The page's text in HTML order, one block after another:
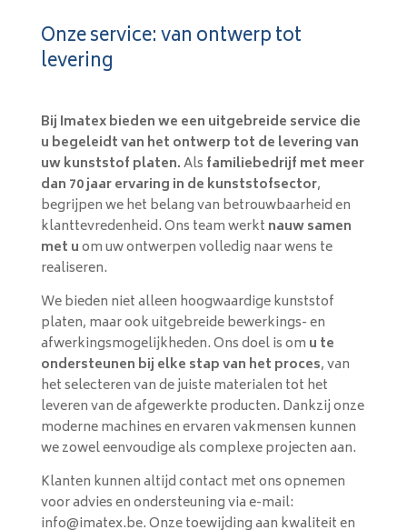
Onze service: van ontwerp tot
levering
Bij Imatex bieden we een uitgebreide service die
u begeleidt van het ontwerp tot de levering van
uw kunststof platen.Als familiebedrijf met meer
dan 70 jaar ervaring in de kunststofsector,
begrijpen we het belang van betrouwbaarheid en
klanttevredenheid. Ons team werkt nauw samen
met uom uw ontwerpen volledig naar wens te
realiseren.
We bieden niet alleen hoogwaardige kunststof
platen, maar ook uitgebreide bewerkings- en
afwerkingsmogelijkheden. Ons doel is om u te
ondersteunen bij elke stap van het proces, van
het selecteren van de juiste materialen tot het
leveren van de afgewerkte producten. Dankzij onze
moderne machines en ervaren vakmensen kunnen
we zowel eenvoudige als complexe projecten aan.
Klanten kunnen altijd contact met ons opnemen
voor advies en ondersteuning via e-mail:
info@imatex.be. Onze toewijding aan kwaliteit en